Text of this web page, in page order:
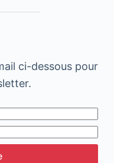
ci-dessous pour